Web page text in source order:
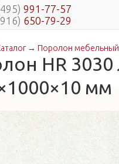
991-77-57
650-79-29
→ Поролон мебельный
HR 3030
мм